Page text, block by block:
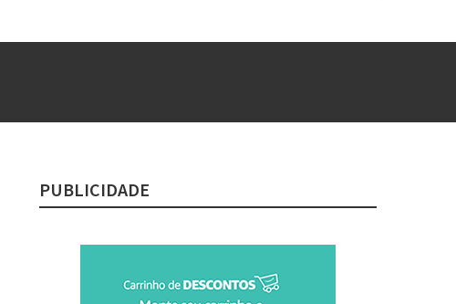
PUBLICIDADE